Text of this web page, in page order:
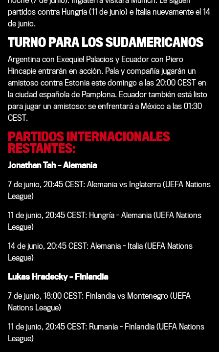
partidos contra Hungría (11 de junio) e Italia nuevamente el 14
de junio.
TURNO PARA LOS SUDAMERICANOS
Argentina con Exequiel Palacios y Ecuador con Piero
Hincapie entrarán en acción. Pala y compañía jugarán un
amistoso contra Estonia este domingo a las 20:00 CEST en
la ciudad española de Pamplona. Ecuador también está listo
para jugar un amistoso: se enfrentará a México a las 01:30
CEST.
PARTIDOS INTERNACIONALES
RESTANTES:
Jonathan Tah – Alemania
7 de junio, 20:45 CEST: Alemania vs Inglaterra (UEFA Nations
League)
11 de junio, 20:45 CEST: Hungría - Alemania (UEFA Nations
League)
14 de junio, 20:45 CEST: Alemania - Italia (UEFA Nations
League)
Lukas Hradecky – Finlandia
7 de junio, 18:00 CEST: Finlandia vs Montenegro (UEFA
Nations League)
11 de junio, 20:45 CEST: Rumanía - Finlandia (UEFA Nations
League)